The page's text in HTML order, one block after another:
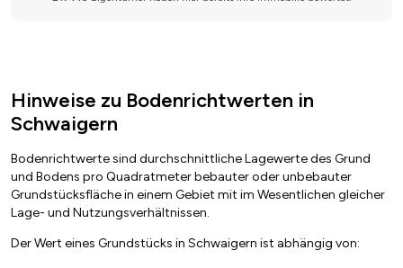
Hinweise zu Bodenrichtwerten in
Schwaigern
Bodenrichtwerte sind durchschnittliche Lagewerte des Grund
und Bodens pro Quadratmeter bebauter oder unbebauter
Grundstücksfläche in einem Gebiet mit im Wesentlichen gleicher
Lage- und Nutzungsverhältnissen.
Der Wert eines Grundstücks in Schwaigern ist abhängig von: